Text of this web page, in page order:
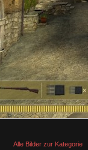
Alle Bilder zur Kategorie